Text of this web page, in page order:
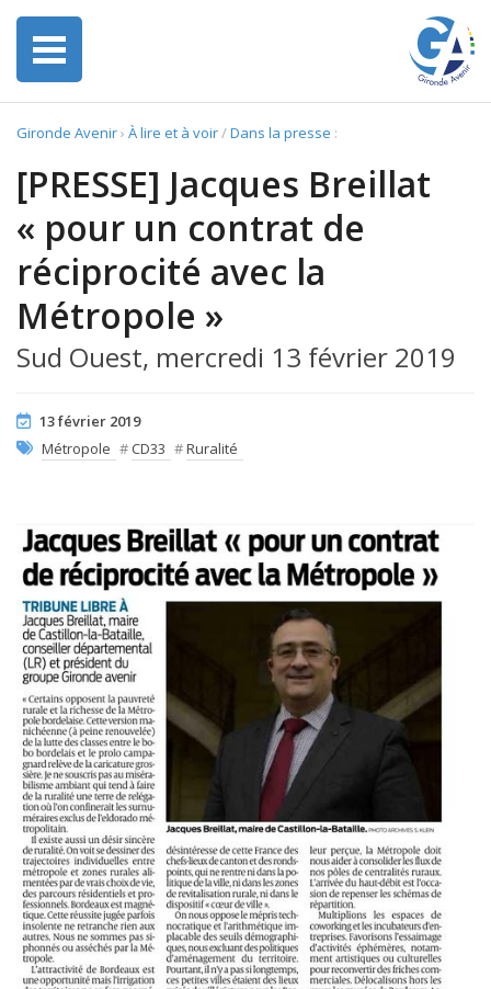
Gironde Avenir› À lire et à voir/Dans la presse :
[PRESSE] Jacques Breillat
« pour un contrat de
réciprocité avec la
Métropole »
Sud Ouest, mercredi 13 février 2019
13 février 2019
Métropole # CD33 #Ruralité